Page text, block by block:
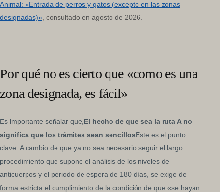
Animal: «Entrada de perros y gatos (excepto en las zonas
designadas)» , consultado en agosto de 2026.
Por qué no es cierto que «como es una
zona designada, es fácil»
Es importante señalar que, El hecho de que sea la ruta A no
significa que los trámites sean sencillosEste es el punto
clave. A cambio de que ya no sea necesario seguir el largo
procedimiento que supone el análisis de los niveles de
anticuerpos y el periodo de espera de 180 días, se exige de
forma estricta el cumplimiento de la condición de que «se hayan